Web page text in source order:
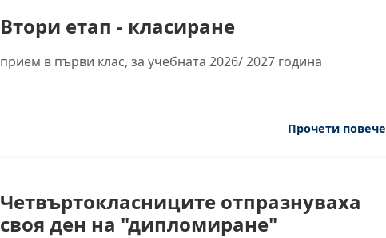
Втори етап - класиране
прием в първи клас, за учебната 2026/ 2027 година
Прочети повече
Четвъртокласниците отпразнуваха
своя ден на "дипломиране"